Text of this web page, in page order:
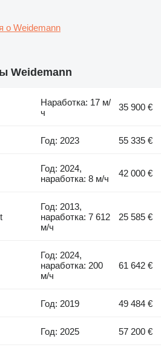
о Weidemann
Weidemann
Наработка: 17 м/
ч
35 900 €
Год: 2023 55 335 €
Год: 2024,
наработка: 8 м/ч
42 000 €
Год: 2013,
наработка: 7 612
м/ч
25 585 €
Год: 2024,
наработка: 200
м/ч
61 642 €
Год: 2019 49 484 €
Год: 2025 57 200 €